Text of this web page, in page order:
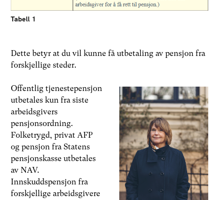
Tabell 1
Dette betyr at du vil kunne få utbetaling av pensjon fra
forskjellige steder.
Offentlig tjenestepensjon
utbetales kun fra siste
arbeidsgivers
pensjonsordning.
Folketrygd, privat AFP
og pensjon fra Statens
pensjonskasse utbetales
av NAV.
Innskuddspensjon fra
forskjellige arbeidsgivere